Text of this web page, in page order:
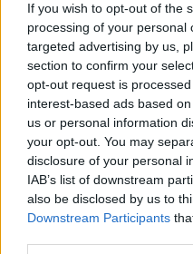
If you wish to opt-out of the
processing of your personal
targeted advertising by us,
section to confirm your
opt-out request is
interest-based ads based
us or personal information
your opt-out. You may
disclosure of your personal
IAB’s list of downstream
also be disclosed by us to
Downstream Participants
të